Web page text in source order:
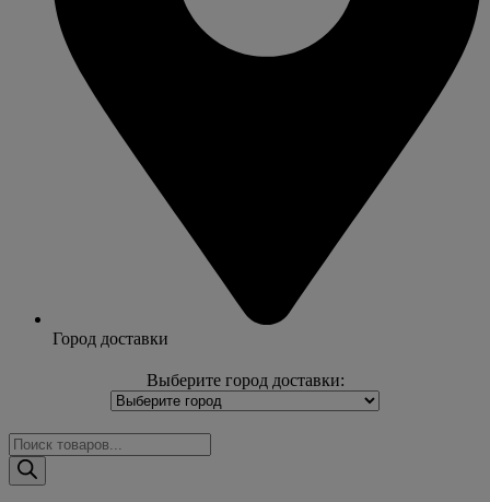
Город доставки
Выберите город доставки:
Поиск
товаров